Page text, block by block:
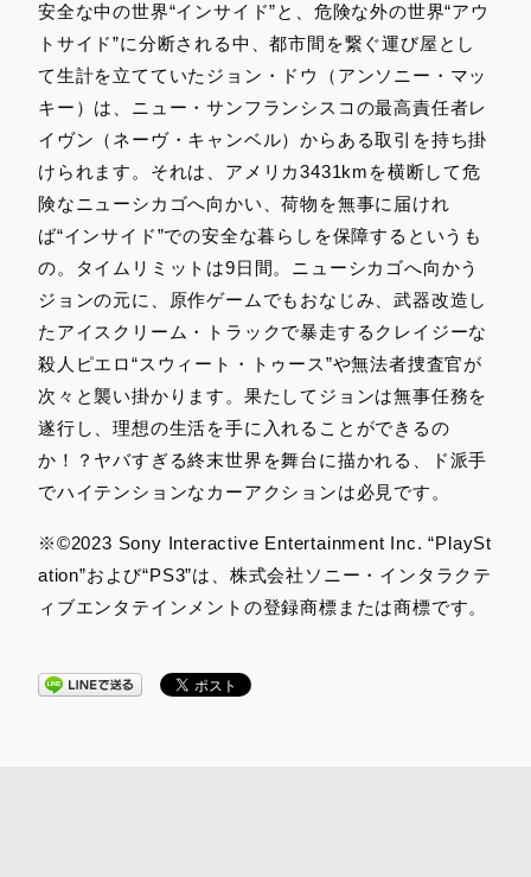
安全な中の世界“インサイド”と、危険な外の世界“アウ
トサイド”に分断される中、都市間を繋ぐ運び屋とし
て生計を立てていたジョン・ドウ（アンソニー・マッ
キー）は、ニュー・サンフランシスコの最高責任者レ
イヴン（ネーヴ・キャンベル）からある取引を持ち掛
けられます。それは、アメリカ3431kmを横断して危
険なニューシカゴへ向かい、荷物を無事に届けれ
ば“インサイド”での安全な暮らしを保障するというも
の。タイムリミットは9日間。ニューシカゴへ向かう
ジョンの元に、原作ゲームでもおなじみ、武器改造し
たアイスクリーム・トラックで暴走するクレイジーな
殺人ピエロ“スウィート・トゥース”や無法者捜査官が
次々と襲い掛かります。果たしてジョンは無事任務を
遂行し、理想の生活を手に入れることができるの
か！？ヤバすぎる終末世界を舞台に描かれる、ド派手
でハイテンションなカーアクションは必見です。
※©2023 Sony Interactive Entertainment Inc. “PlaySt
ation”および“PS3”は、株式会社ソニー・インタラクテ
ィブエンタテインメントの登録商標または商標です。